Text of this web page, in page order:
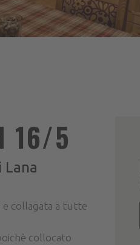
16/5
e collagata a tutte
collocato